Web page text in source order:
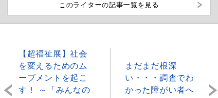
このライターの記事一覧を見る
【超福祉展】社会
を変えるためのム
ーブメントを起こ
す！ ～「みんなの
まだまだ根深
い・・・調査でわ
かった障がい者へ